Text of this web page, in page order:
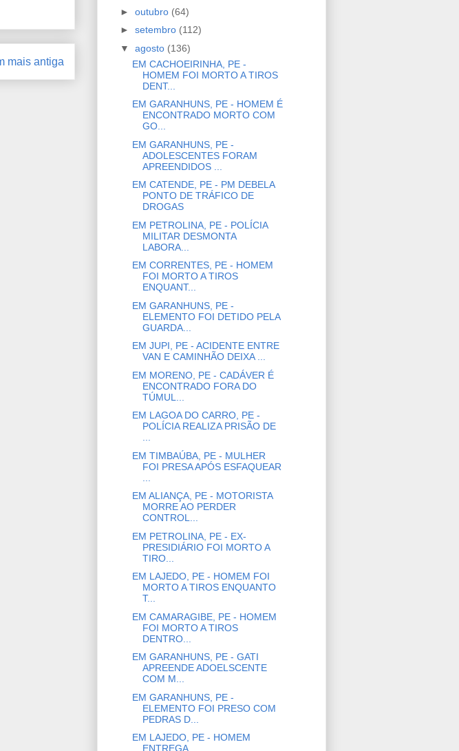
mais antiga
► outubro (64)
► setembro (112)
▼ agosto (136)
EM CACHOEIRINHA, PE -
HOMEM FOI MORTO A TIROS
DENT...
EM GARANHUNS, PE - HOMEM É
ENCONTRADO MORTO COM
GO...
EM GARANHUNS, PE -
ADOLESCENTES FORAM
APREENDIDOS ...
EM CATENDE, PE - PM DEBELA
PONTO DE TRÁFICO DE
DROGAS
EM PETROLINA, PE - POLÍCIA
MILITAR DESMONTA
LABORA...
EM CORRENTES, PE - HOMEM
FOI MORTO A TIROS
ENQUANT...
EM GARANHUNS, PE -
ELEMENTO FOI DETIDO PELA
GUARDA...
EM JUPI, PE - ACIDENTE ENTRE
VAN E CAMINHÃO DEIXA ...
EM MORENO, PE - CADÁVER É
ENCONTRADO FORA DO
TÚMUL...
EM LAGOA DO CARRO, PE -
POLÍCIA REALIZA PRISÃO DE
...
EM TIMBAÚBA, PE - MULHER
FOI PRESA APÓS ESFAQUEAR
EM ALIANÇA, PE - MOTORISTA
MORRE AO PERDER
CONTROL...
EM PETROLINA, PE - EX-
PRESIDIÁRIO FOI MORTO A
TIRO...
EM LAJEDO, PE - HOMEM FOI
MORTO A TIROS ENQUANTO
T...
EM CAMARAGIBE, PE - HOMEM
FOI MORTO A TIROS
DENTRO...
EM GARANHUNS, PE - GATI
APREENDE ADOELSCENTE
COM M...
EM GARANHUNS, PE -
ELEMENTO FOI PRESO COM
PEDRAS D...
EM LAJEDO, PE - HOMEM
ENTREGA